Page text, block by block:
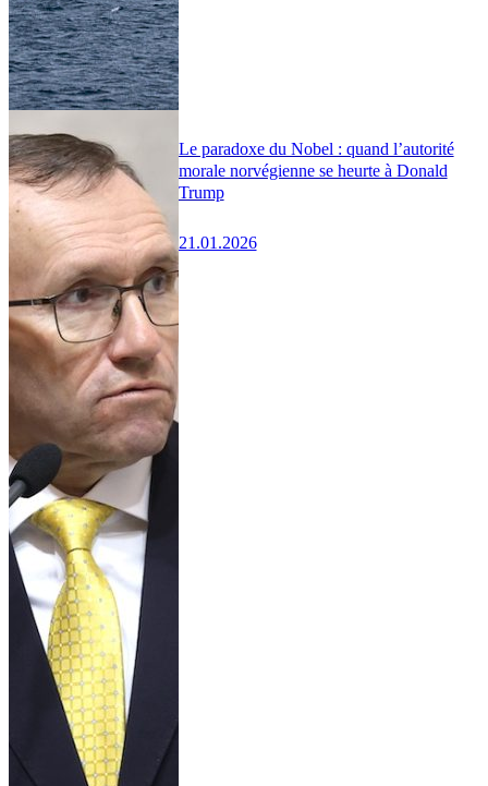
Le paradoxe du Nobel : quand l’autorité
morale norvégienne se heurte à Donald
Trump
21.01.2026